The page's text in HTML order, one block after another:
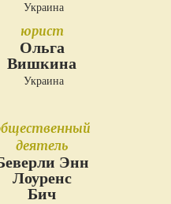
Украина
юрист
Ольга
Вишкина
Украина
деятель
Энн
Лоуренс
Бич